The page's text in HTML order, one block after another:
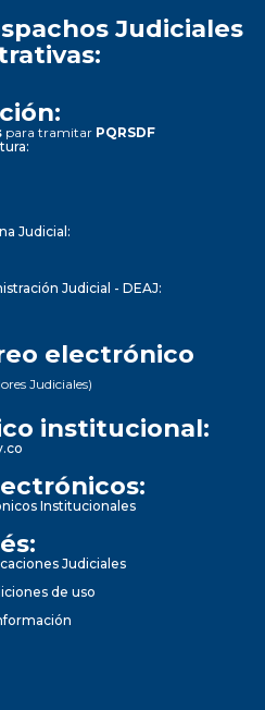
Judiciales
para tramitar PQRSDF
Judicial:
Judicial - DEAJ:
electrónico
Judiciales)
institucional:
Institucionales
Judiciales
de uso